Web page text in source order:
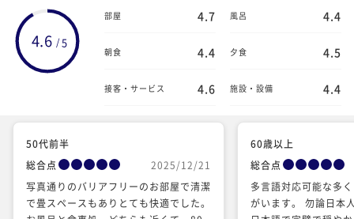
4.6 / 5
部屋 4.7 風呂 4.4
朝食 4.4 夕食 4.5
接客・サービス 4.6 施設・設備 4.4
50代前半
総合点
2025/12/21
写真通りのバリアフリーのお部屋で清潔
で畳スペースもありとても快適でした。
60歳以上
総合点
多言語対応可能な多
がいます。 勿論日本